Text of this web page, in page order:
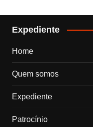
Expediente
Home
Quem somos
Expediente
Patrocínio